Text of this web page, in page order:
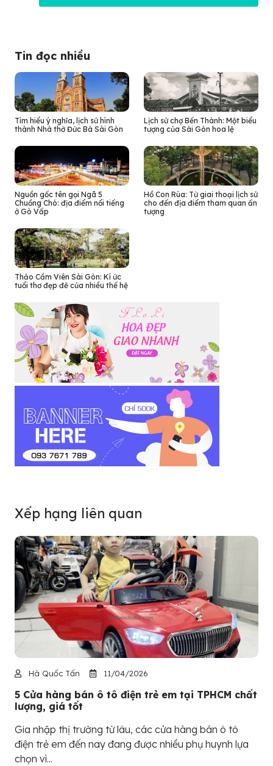
Tin đọc nhiều
Tìm hiểu ý nghĩa, lịch sử hình
thành Nhà thờ Đức Bà Sài Gòn
Lịch sử chợ Bến Thành: Một biểu
tượng của Sài Gòn hoa lệ
Nguồn gốc tên gọi Ngã 5
Chuồng Chó: địa điểm nổi tiếng
ở Gò Vấp
Hồ Con Rùa: Từ giai thoại lịch sử
cho đến địa điểm tham quan ấn
tượng
Thảo Cầm Viên Sài Gòn: Kí ức
tuổi thơ đẹp đẽ của nhiều thế hệ
Xếp hạng liên quan
Hà Quốc Tấn 11/04/2026
5 Cửa hàng bán ô tô điện trẻ em tại TPHCM chất
lượng, giá tốt
Gia nhập thị trường từ lâu, các cửa hàng bán ô tô
điện trẻ em đến nay đang được nhiều phụ huynh lựa
chọn vì...